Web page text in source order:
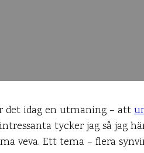
det idag en utmaning – att
tycker jag så jag
veva. Ett tema – flera